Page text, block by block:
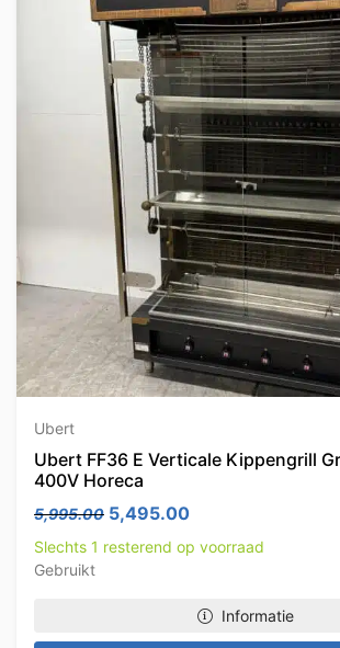
Ubert
Ubert FF36 E Verticale Kippengrill
400V Horeca
5,995.00 Oorspronkelijke prijs was:
5,495.00Huidige prijs is:
Slechts 1 resterend op voorraad
Gebruikt
Informatie